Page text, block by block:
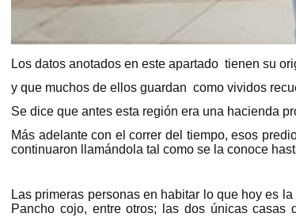
Los datos anotados en este apartado tienen su
y que muchos de ellos guardan como vividos
Se dice que antes esta región era una hacienda
Más adelante con el correr del tiempo, esos
continuaron llamándola tal como se la conoce
Las primeras personas en habitar lo que hoy es
Pancho cojo, entre otros; las dos únicas